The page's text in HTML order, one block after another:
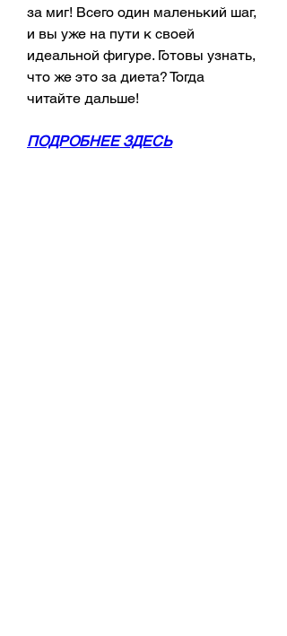
за миг! Всего один маленький шаг,
и вы уже на пути к своей
идеальной фигуре. Готовы узнать,
что же это за диета? Тогда
читайте дальше!
ПОДРОБНЕЕ ЗДЕСЬ